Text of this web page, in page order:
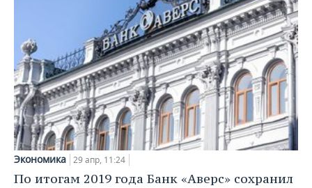
Экономика 29 апр, 11:24
По итогам 2019 года Банк «Аверс» сохранил